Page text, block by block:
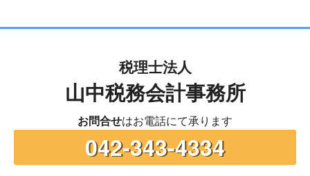
税理士法人
山中税務会計事務所
お問合せはお電話にて承ります
042-343-4334